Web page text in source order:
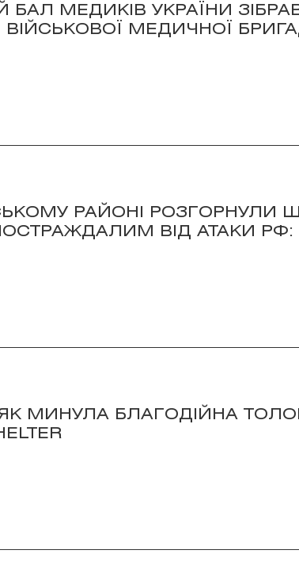
БАЛ МЕДИКІВ УКРАЇНИ
МЕДИЧНОЇ
РАЙОНІ РОЗГОРНУЛИ
ВІД АТАКИ РФ:
МИНУЛА БЛАГОДІЙНА